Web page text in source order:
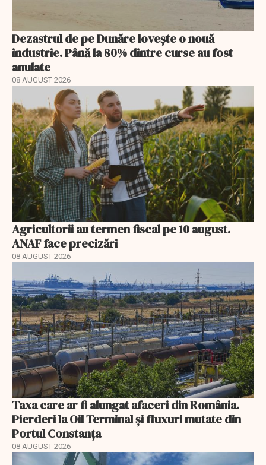
Dezastrul de pe Dunăre lovește o nouă
industrie. Până la 80% dintre curse au fost
anulate
08 AUGUST 2026
Agricultorii au termen fiscal pe 10 august.
ANAF face precizări
08 AUGUST 2026
Taxa care ar fi alungat afaceri din România.
Pierderi la Oil Terminal și fluxuri mutate din
Portul Constanța
08 AUGUST 2026